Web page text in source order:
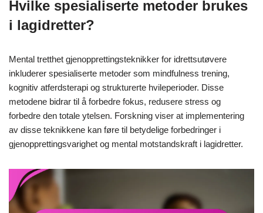
Hvilke spesialiserte metoder brukes
i lagidretter?
Mental tretthet gjenopprettingsteknikker for idrettsutøvere
inkluderer spesialiserte metoder som mindfulness trening,
kognitiv atferdsterapi og strukturerte hvileperioder. Disse
metodene bidrar til å forbedre fokus, redusere stress og
forbedre den totale ytelsen. Forskning viser at implementering
av disse teknikkene kan føre til betydelige forbedringer i
gjenopprettingsvarighet og mental motstandskraft i lagidretter.